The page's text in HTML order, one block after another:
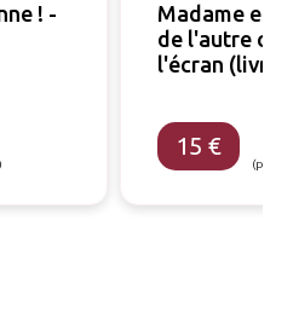
! -
Madame est
de l'autre
l'écran (livre)
15 €
(port